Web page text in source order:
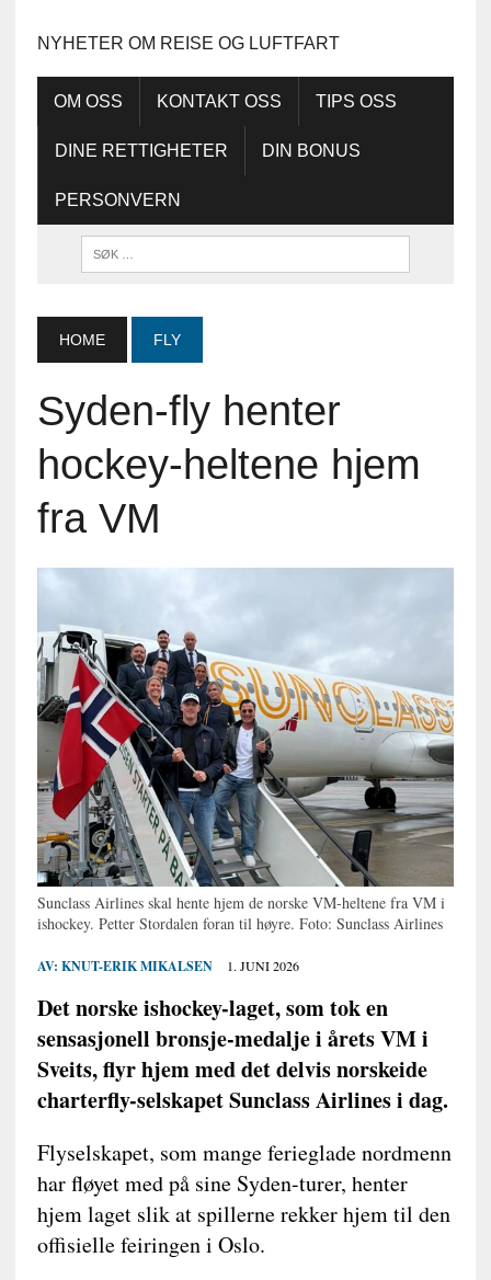
NYHETER OM REISE OG LUFTFART
OM OSS KONTAKT OSS TIPS OSS
DINE RETTIGHETER DIN BONUS
PERSONVERN
HOME FLY
Syden-fly henter
hockey-heltene hjem
fra VM
Sunclass Airlines skal hente hjem de norske VM-heltene fra VM i
ishockey. Petter Stordalen foran til høyre. Foto: Sunclass Airlines
AV: KNUT-ERIK MIKALSEN 1. JUNI 2026
Det norske ishockey-laget, som tok en
sensasjonell bronsje-medalje i årets VM i
Sveits, flyr hjem med det delvis norskeide
charterfly-selskapet Sunclass Airlines i dag.
Flyselskapet, som mange ferieglade nordmenn
har fløyet med på sine Syden-turer, henter
hjem laget slik at spillerne rekker hjem til den
offisielle feiringen i Oslo.